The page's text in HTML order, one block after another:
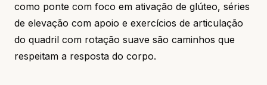
como ponte com foco em ativação de glúteo, séries
de elevação com apoio e exercícios de articulação
do quadril com rotação suave são caminhos que
respeitam a resposta do corpo.